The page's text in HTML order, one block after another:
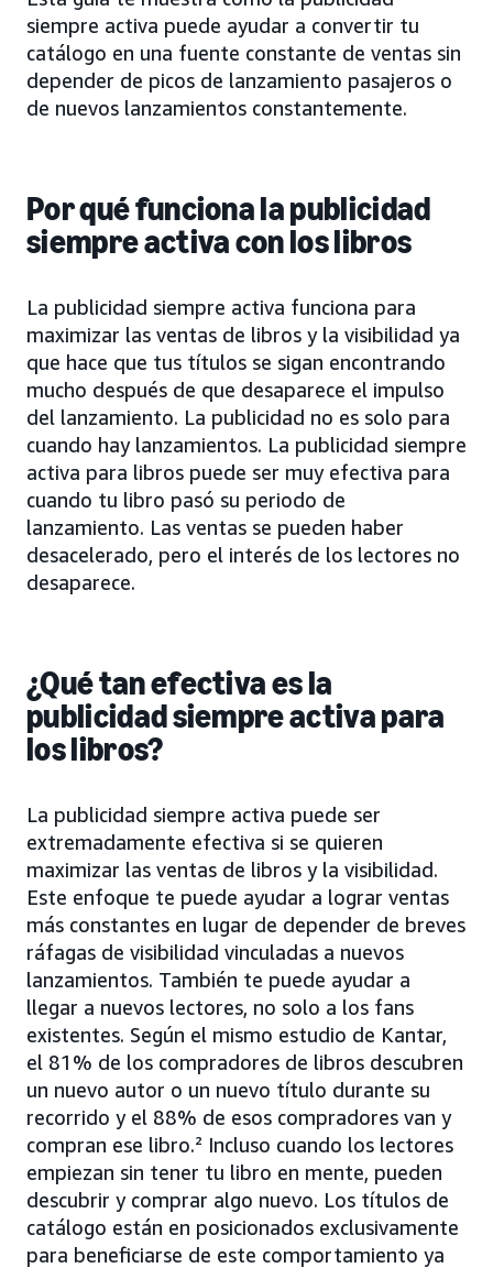
siempre activa puede ayudar a convertir tu
catálogo en una fuente constante de ventas sin
depender de picos de lanzamiento pasajeros o
de nuevos lanzamientos constantemente.
Por qué funciona la publicidad
siempre activa con los libros
La publicidad siempre activa funciona para
maximizar las ventas de libros y la visibilidad ya
que hace que tus títulos se sigan encontrando
mucho después de que desaparece el impulso
del lanzamiento. La publicidad no es solo para
cuando hay lanzamientos. La publicidad siempre
activa para libros puede ser muy efectiva para
cuando tu libro pasó su periodo de
lanzamiento. Las ventas se pueden haber
desacelerado, pero el interés de los lectores no
desaparece.
¿Qué tan efectiva es la
publicidad siempre activa para
los libros?
La publicidad siempre activa puede ser
extremadamente efectiva si se quieren
maximizar las ventas de libros y la visibilidad.
Este enfoque te puede ayudar a lograr ventas
más constantes en lugar de depender de breves
ráfagas de visibilidad vinculadas a nuevos
lanzamientos. También te puede ayudar a
llegar a nuevos lectores, no solo a los fans
existentes. Según el mismo estudio de Kantar,
el 81% de los compradores de libros descubren
un nuevo autor o un nuevo título durante su
recorrido y el 88% de esos compradores van y
compran ese libro.² Incluso cuando los lectores
empiezan sin tener tu libro en mente, pueden
descubrir y comprar algo nuevo. Los títulos de
catálogo están en posicionados exclusivamente
para beneficiarse de este comportamiento ya